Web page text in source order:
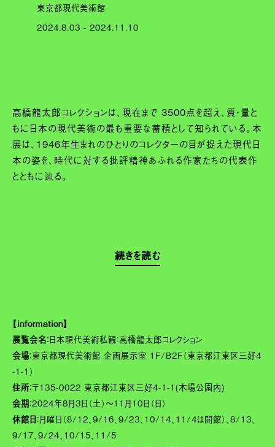
東京都現代美術館
2024.8.03 - 2024.11.10
高橋龍太郎コレクションは、現在まで 3500点を超え、質・量と
もに日本の現代美術の最も重要な蓄積として知られている。本
展は、1946年生まれのひとりのコレクターの目が捉えた現代日
本の姿を、時代に対する批評精神あふれる作家たちの代表作
とともに辿る。
続きを読む
【information】
展覧会名：日本現代美術私観：高橋龍太郎コレクション
会場：東京都現代美術館 企画展示室 1F/B2F（東京都江東区三好4
-1-1）
住所：〒135-0022 東京都江東区三好4-1-1(木場公園内)
会期：2024年8月3日（土）～11月10日（日）
休館日：月曜日（8/12、9/16、9/23、10/14、11/4は開館）、8/13、
9/17、9/24、10/15、11/5